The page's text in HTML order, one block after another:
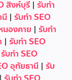
สิงห์บุรี | รับทำ
นี| รับทำ SEO
นองคาย | รับทำ
| รับทำ SEO
รับทำ SEO
อุทัยธานี | รับ